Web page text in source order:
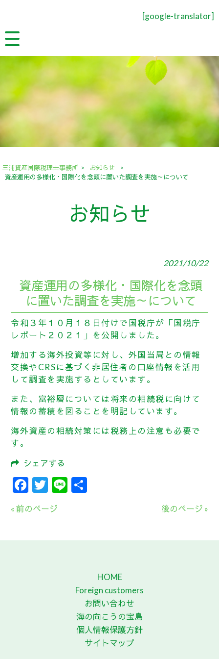
[google-translator]
三浦資産国際税理士事務所 > お知らせ
>
資産運用の多様化・国際化を念頭に置いた調査を実施～について
お知らせ
2021/10/22
資産運用の多様化・国際化を念頭
に置いた調査を実施～について
令和３年１０月１８日付けで国税庁が「国税庁
レポート２０２１」を公開しました。
増加する海外投資等に対し、外国当局との情報
交換やCRSに基づく非居住者の口座情報を活用
して調査を実施するとしています。
また、富裕層については将来の相続税に向けて
情報の蓄積を図ることを明記しています。
海外資産の相続対策には税務上の注意も必要で
す。
シェアする
Facebook
Twitter
Line
« 前のページ 後のページ »
HOME
Foreign customers
お問い合わせ
海の向こうの宝島
個人情報保護方針
サイトマップ